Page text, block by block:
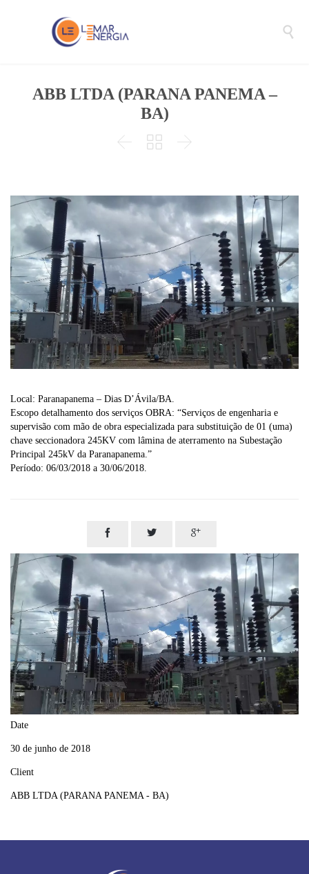

ABB LTDA (PARANA PANEMA –
BA)
  
Local: Paranapanema – Dias D’Ávila/BA.
Escopo detalhamento dos serviços OBRA: “Serviços de engenharia e
supervisão com mão de obra especializada para substituição de 01 (uma)
chave seccionadora 245KV com lâmina de aterramento na Subestação
Principal 245kV da Paranapanema.”
Período: 06/03/2018 a 30/06/2018.
  
Date
30 de junho de 2018
Client
ABB LTDA (PARANA PANEMA - BA)